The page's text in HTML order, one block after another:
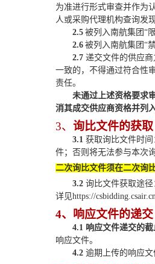
为准进行形式审查并作为
人或采购代理机构查询发
2.5 被列入南航集团 “
2.6 被列入南航集团 “
2.7 递交文件的供应
一致的，不得通过符合性
责任。
未通过上述资格要求
消其成交供应商资格并列
3、 询比文件的获取
3.1 获取询比文件时间
件；否则将无法参与本次
二次询比文件须在二次询
3.2 询比文件获取途径
详见https://
4、响应文件的递交
4.1 响应文件递交的
响应文件。
4.2 逾期上传的响应文